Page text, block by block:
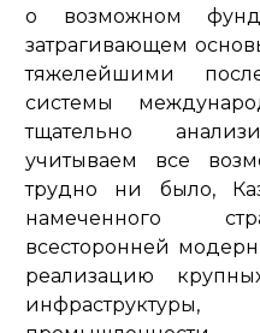
о возможном
затрагивающем
тяжелейшими
системы
тщательно
учитываем все
трудно ни было,
намеченного
всесторонней
реализацию